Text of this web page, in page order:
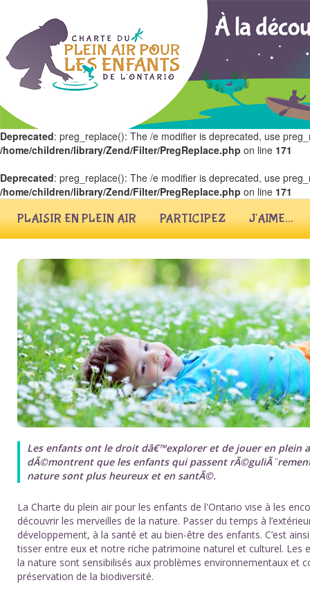
Deprecated: preg_replace(): The /e modifier is deprecated, use
/home/children/library/Zend/Filter/PregReplace.php on line 171
Deprecated: preg_replace(): The /e modifier is deprecated, use
/home/children/library/Zend/Filter/PregReplace.php on line 171
PLAISIR EN PLEIN AIR PARTICIPEZ J'AIME...
Les enfants ont le droit dâ€™explorer et de jouer en plein
dÃ©montrent que les enfants qui passent
nature sont plus heureux et en santÃ©.
La Charte du plein air pour les enfants de l'Ontario vise à les
découvrir les merveilles de la nature. Passer du temps à
développement, à la santé et au bien-être des enfants. C’est
tisser entre eux et notre riche patrimoine naturel et culturel. Les
la nature sont sensibilisés aux problèmes environnementaux et
préservation de la biodiversité.